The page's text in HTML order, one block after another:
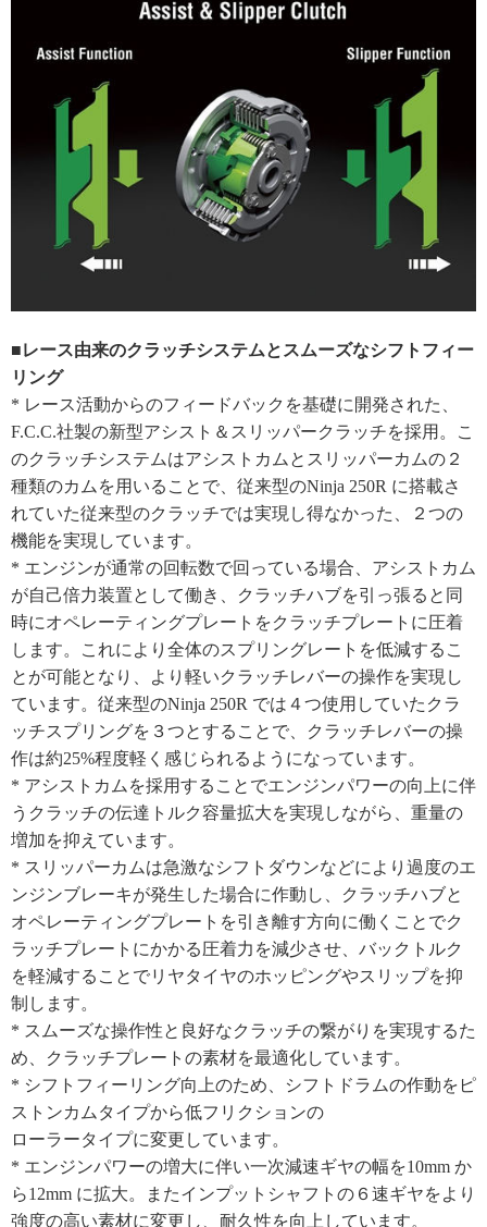
■レース由来のクラッチシステムとスムーズなシフトフィー
リング
* レース活動からのフィードバックを基礎に開発された、
F.C.C.社製の新型アシスト＆スリッパークラッチを採用。こ
のクラッチシステムはアシストカムとスリッパーカムの２
種類のカムを用いることで、従来型のNinja 250R に搭載さ
れていた従来型のクラッチでは実現し得なかった、２つの
機能を実現しています。
* エンジンが通常の回転数で回っている場合、アシストカム
が自己倍力装置として働き、クラッチハブを引っ張ると同
時にオペレーティングプレートをクラッチプレートに圧着
します。これにより全体のスプリングレートを低減するこ
とが可能となり、より軽いクラッチレバーの操作を実現し
ています。従来型のNinja 250R では４つ使用していたクラ
ッチスプリングを３つとすることで、クラッチレバーの操
作は約25%程度軽く感じられるようになっています。
* アシストカムを採用することでエンジンパワーの向上に伴
うクラッチの伝達トルク容量拡大を実現しながら、重量の
増加を抑えています。
* スリッパーカムは急激なシフトダウンなどにより過度のエ
ンジンブレーキが発生した場合に作動し、クラッチハブと
オペレーティングプレートを引き離す方向に働くことでク
ラッチプレートにかかる圧着力を減少させ、バックトルク
を軽減することでリヤタイヤのホッピングやスリップを抑
制します。
* スムーズな操作性と良好なクラッチの繋がりを実現するた
め、クラッチプレートの素材を最適化しています。
* シフトフィーリング向上のため、シフトドラムの作動をピ
ストンカムタイプから低フリクションの
ローラータイプに変更しています。
* エンジンパワーの増大に伴い一次減速ギヤの幅を10mm か
ら12mm に拡大。またインプットシャフトの６速ギヤをより
強度の高い素材に変更し、耐久性を向上しています。